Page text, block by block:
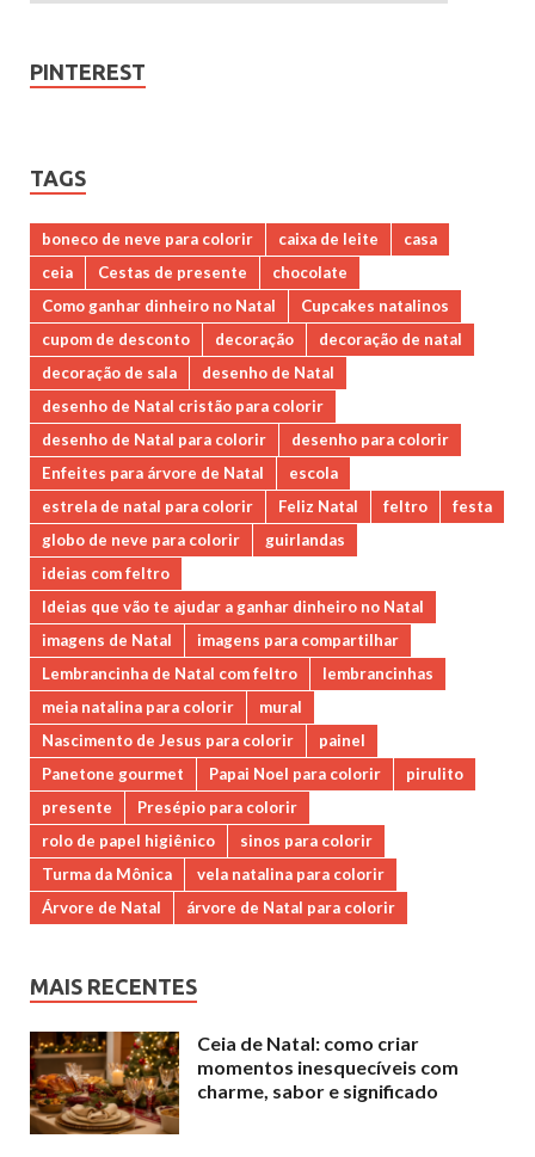
PINTEREST
TAGS
boneco de neve para colorir caixa de leite
casa
ceia
Cestas de presente
chocolate
Como ganhar dinheiro no Natal
Cupcakes natalinos
cupom de desconto
decoração
decoração de natal
decoração de sala
desenho de Natal
desenho de Natal cristão para colorir
desenho de Natal para colorir
desenho para colorir
Enfeites para árvore de Natal
escola
estrela de natal para colorir
Feliz Natal feltro
festa
globo de neve para colorir
guirlandas
ideias com feltro
Ideias que vão te ajudar a ganhar dinheiro no Natal
imagens de Natal
imagens para compartilhar
Lembrancinha de Natal com feltro
lembrancinhas
meia natalina para colorir
mural
Nascimento de Jesus para colorir
painel
Panetone gourmet
Papai Noel para colorir
pirulito
presente
Presépio para colorir
rolo de papel higiênico
sinos para colorir
Turma da Mônica
vela natalina para colorir
Árvore de Natal
árvore de Natal para colorir
MAIS RECENTES
Ceia de Natal: como criar
momentos inesquecíveis com
charme, sabor e significado